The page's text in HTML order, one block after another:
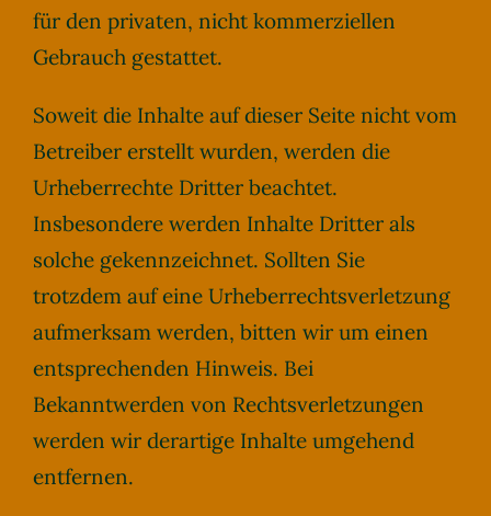
für den privaten, nicht kommerziellen
Gebrauch gestattet.
Soweit die Inhalte auf dieser Seite nicht vom
Betreiber erstellt wurden, werden die
Urheberrechte Dritter beachtet.
Insbesondere werden Inhalte Dritter als
solche gekennzeichnet. Sollten Sie
trotzdem auf eine Urheberrechtsverletzung
aufmerksam werden, bitten wir um einen
entsprechenden Hinweis. Bei
Bekanntwerden von Rechtsverletzungen
werden wir derartige Inhalte umgehend
entfernen.